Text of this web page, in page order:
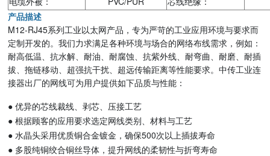
产品描述
M12-RJ45系列工业以太网产品，专为严苛的工业应用环境与要求而
定制开发的。我们力求满足各种环境与场合的网络布线需求，例如：
耐高低温、抗水解、耐油、耐腐蚀、抗紫外线、耐弯曲、耐磨、耐插
拔、拖链移动、超强抗干扰、超远传输距离等性能要求。中传工业连
接器出厂的网线可为用户提供如下品质与性能：
● 优异的芯线裁线、剥芯、压接工艺
● 根据顾客的应用要求选定网线类别、材料与工艺
● 水晶头采用优质铜合金镀金，确保500次以上插拔寿命
● 多股纯铜绞合铜丝导体，提升网线的柔韧性与折弯寿命